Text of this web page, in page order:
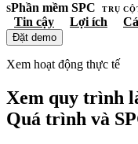
SPhần mềm SPC TRỤ
Tin cậy Lợi ích
Đặt demo
Xem hoạt động thực tế
Xem quy trình
Quá trình và